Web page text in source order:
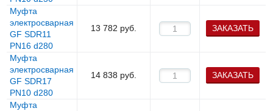
Муфта
электросварная
GF SDR11
PN16 d280
13 782 руб. ЗАКАЗАТЬ
Муфта
электросварная
GF SDR17
PN10 d280
14 838 руб. ЗАКАЗАТЬ
Муфта